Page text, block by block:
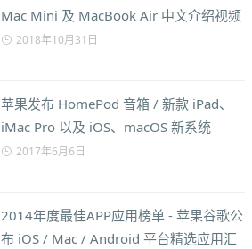
Mac Mini 及 MacBook Air 中文介绍视频
2018年10月31日
苹果发布 HomePod 音箱 / 新款 iPad、
iMac Pro 以及 iOS、macOS 新系统
2017年6月6日
2014年度最佳APP应用榜单 - 苹果谷歌公
布 iOS / Mac / Android 平台精选应用汇